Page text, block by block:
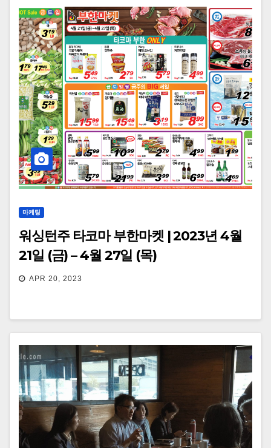
마케팅
워싱턴주 타코마 부한마켓 | 2023년 4월
21일 (금) – 4월 27일 (목)
APR 20, 2023